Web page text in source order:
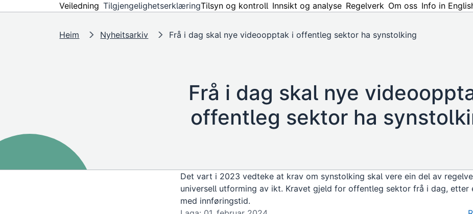
Veiledning TilgjengelighetserklæringTilsyn og kontroll Innsikt og analyse Regelverk Om oss Info in
Heim Nyheitsarkiv Frå i dag skal nye videoopptak i offentleg sektor ha synstolking
Frå i dag skal nye
offentleg sektor ha
Det vart i 2023 vedteke at krav om synstolking skal vere ein del av
universell utforming av ikt. Kravet gjeld for offentleg sektor frå i dag, etter
med innføringstid.